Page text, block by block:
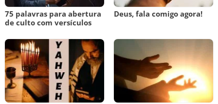
75 palavras para abertura
de culto com versículos
Deus, fala comigo agora!